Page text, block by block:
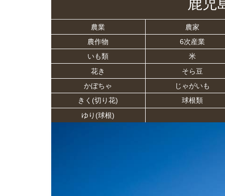
鹿児
農業
農家
農作物
6次産業
いも類
米
花き
そら豆
かぼちゃ
じゃがいも
きく(切り花)
球根類
ゆり(球根)